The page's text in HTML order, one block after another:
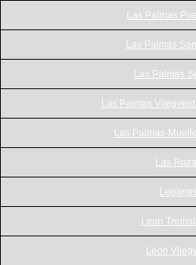
Las Palmas
Las Palmas
Las Palmas
Las Palmas
Las Palmas-
Las
Leganes
Leon
Leon